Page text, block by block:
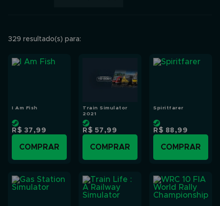
329 resultado(s) para:
I Am Fish
R$ 37,99
COMPRAR
Train Simulator
2021
R$ 57,99
COMPRAR
Spiritfarer
R$ 88,99
COMPRAR